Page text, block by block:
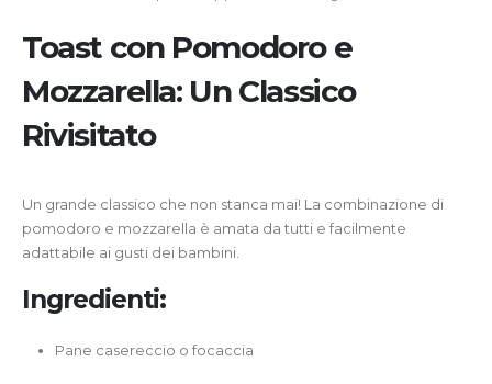
Toast con Pomodoro e
Mozzarella: Un Classico
Rivisitato
Un grande classico che non stanca mai! La combinazione di
pomodoro e mozzarella è amata da tutti e facilmente
adattabile ai gusti dei bambini.
Ingredienti:
Pane casereccio o focaccia